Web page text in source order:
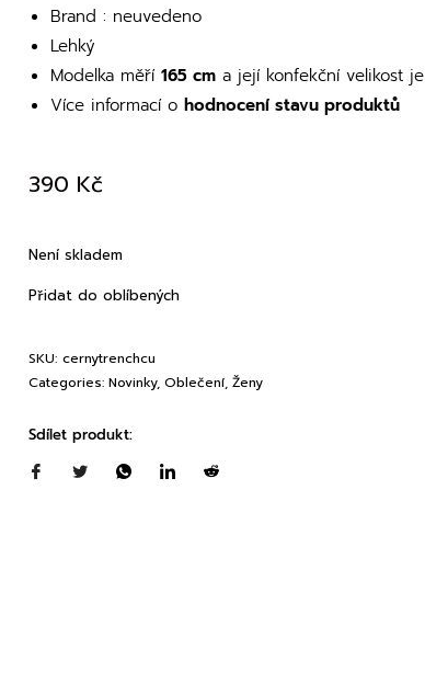
Brand : neuvedeno
Lehký
Modelka měří 165 cm a její konfekční velikost je
Více informací o hodnocení stavu produktů
390 Kč
Není skladem
Přidat do oblíbených
SKU: cernytrenchcu
Categories: Novinky, Oblečení, Ženy
Sdílet produkt: